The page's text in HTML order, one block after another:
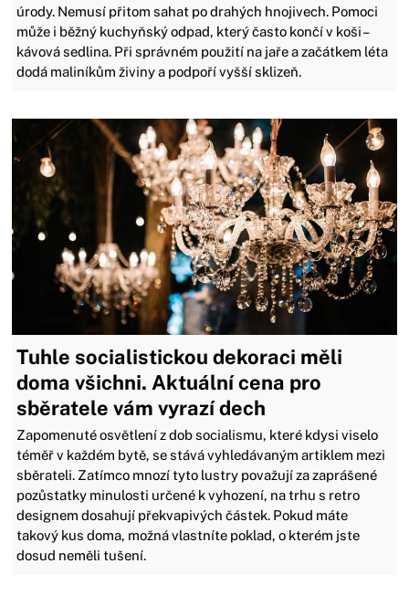
úrody. Nemusí přitom sahat po drahých hnojivech. Pomoci
může i běžný kuchyňský odpad, který často končí v koši –
kávová sedlina. Při správném použití na jaře a začátkem léta
dodá maliníkům živiny a podpoří vyšší sklizeň.
Tuhle socialistickou dekoraci měli
doma všichni. Aktuální cena pro
sběratele vám vyrazí dech
Zapomenuté osvětlení z dob socialismu, které kdysi viselo
téměř v každém bytě, se stává vyhledávaným artiklem mezi
sběrateli. Zatímco mnozí tyto lustry považují za zaprášené
pozůstatky minulosti určené k vyhození, na trhu s retro
designem dosahují překvapivých částek. Pokud máte
takový kus doma, možná vlastníte poklad, o kterém jste
dosud neměli tušení.